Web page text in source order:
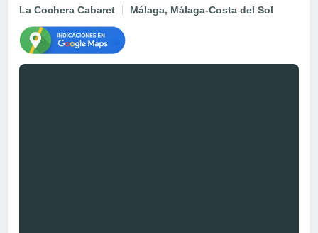
La Cochera Cabaret Málaga, Málaga-Costa del Sol